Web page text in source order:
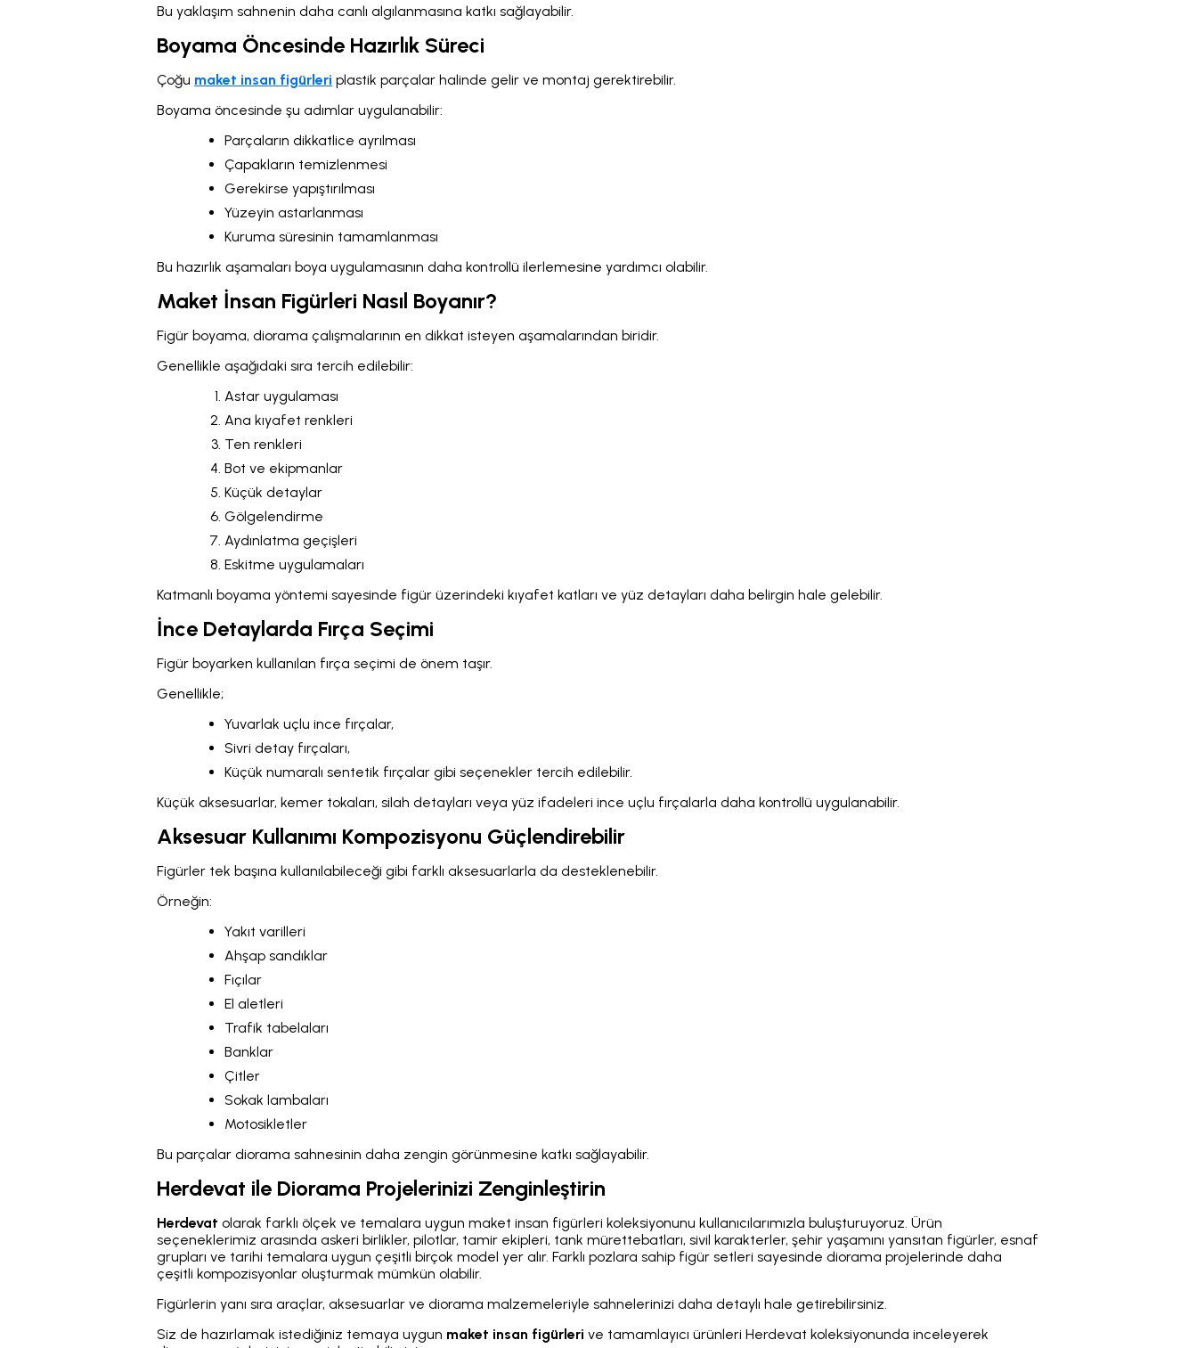
Bu yaklaşım sahnenin daha canlı algılanmasına katkı sağlayabilir.
Boyama Öncesinde Hazırlık Süreci
Çoğu maket insan figürleri plastik parçalar halinde gelir ve montaj gerektirebilir.
Boyama öncesinde şu adımlar uygulanabilir:
Parçaların dikkatlice ayrılması
Çapakların temizlenmesi
Gerekirse yapıştırılması
Yüzeyin astarlanması
Kuruma süresinin tamamlanması
Bu hazırlık aşamaları boya uygulamasının daha kontrollü ilerlemesine yardımcı olabilir.
Maket İnsan Figürleri Nasıl Boyanır?
Figür boyama, diorama çalışmalarının en dikkat isteyen aşamalarından biridir.
Genellikle aşağıdaki sıra tercih edilebilir:
Astar uygulaması
Ana kıyafet renkleri
Ten renkleri
Bot ve ekipmanlar
Küçük detaylar
Gölgelendirme
Aydınlatma geçişleri
Eskitme uygulamaları
Katmanlı boyama yöntemi sayesinde figür üzerindeki kıyafet katları ve yüz detayları daha belirgin hale gelebilir.
İnce Detaylarda Fırça Seçimi
Figür boyarken kullanılan fırça seçimi de önem taşır.
Genellikle;
Yuvarlak uçlu ince fırçalar,
Sivri detay fırçaları,
Küçük numaralı sentetik fırçalar gibi seçenekler tercih edilebilir.
Küçük aksesuarlar, kemer tokaları, silah detayları veya yüz ifadeleri ince uçlu fırçalarla daha kontrollü uygulanabilir.
Aksesuar Kullanımı Kompozisyonu Güçlendirebilir
Figürler tek başına kullanılabileceği gibi farklı aksesuarlarla da desteklenebilir.
Örneğin:
Yakıt varilleri
Ahşap sandıklar
Fıçılar
El aletleri
Trafik tabelaları
Banklar
Çitler
Sokak lambaları
Motosikletler
Bu parçalar diorama sahnesinin daha zengin görünmesine katkı sağlayabilir.
Herdevat ile Diorama Projelerinizi Zenginleştirin
Herdevat olarak farklı ölçek ve temalara uygun maket insan figürleri koleksiyonunu kullanıcılarımızla buluşturuyoruz. Ürün
seçeneklerimiz arasında askeri birlikler, pilotlar, tamir ekipleri, tank mürettebatları, sivil karakterler, şehir yaşamını yansıtan figürler, esnaf
grupları ve tarihi temalara uygun çeşitli birçok model yer alır. Farklı pozlara sahip figür setleri sayesinde diorama projelerinde daha
çeşitli kompozisyonlar oluşturmak mümkün olabilir.
Figürlerin yanı sıra araçlar, aksesuarlar ve diorama malzemeleriyle sahnelerinizi daha detaylı hale getirebilirsiniz.
Siz de hazırlamak istediğiniz temaya uygun maket insan figürleri ve tamamlayıcı ürünleri Herdevat koleksiyonunda inceleyerek